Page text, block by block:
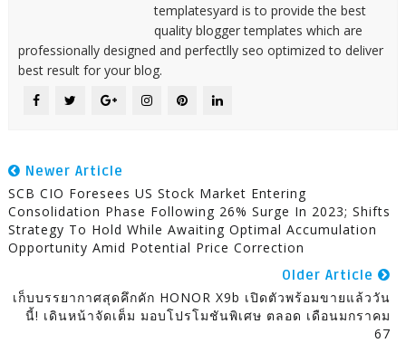
templatesyard is to provide the best
quality blogger templates which are
professionally designed and perfectlly seo optimized to deliver
best result for your blog.
Newer Article
SCB CIO Foresees US Stock Market Entering
Consolidation Phase Following 26% Surge In 2023; Shifts
Strategy To Hold While Awaiting Optimal Accumulation
Opportunity Amid Potential Price Correction
Older Article
เก็บบรรยากาศสุดคึกคัก HONOR X9b เปิดตัวพร้อมขายแล้ววัน
นี้! เดินหน้าจัดเต็ม มอบโปรโมชันพิเศษ ตลอด เดือนมกราคม
67